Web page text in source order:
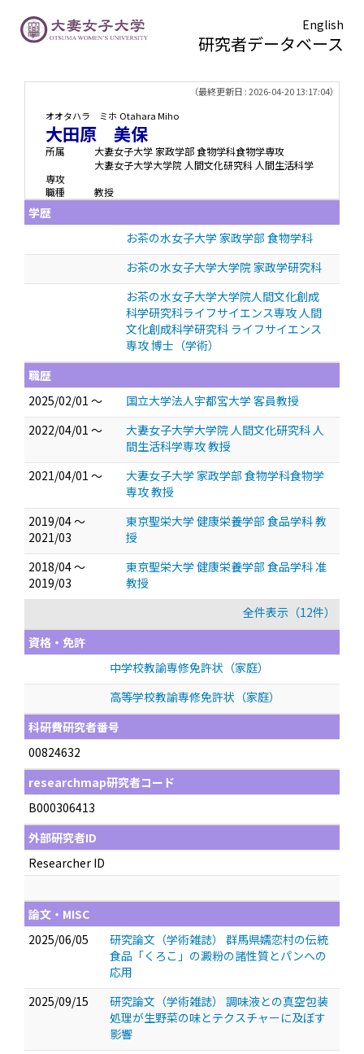
English
研究者データベース
（最終更新日 : 2026-04-20 13:17:04）
オオタハラ ミホ Otahara Miho
大田原 美保
所属
大妻女子大学 家政学部 食物学科食物学専攻
大妻女子大学大学院 人間文化研究科 人間生活科学
専攻
職種
教授
学歴
お茶の水女子大学 家政学部 食物学科
お茶の水女子大学大学院 家政学研究科
お茶の水女子大学大学院人間文化創成
科学研究科ライフサイエンス専攻 人間
文化創成科学研究科 ライフサイエンス
専攻 博士（学術）
職歴
2025/02/01 ～
国立大学法人宇都宮大学 客員教授
2022/04/01 ～
大妻女子大学大学院 人間文化研究科 人
間生活科学専攻 教授
2021/04/01 ～
大妻女子大学 家政学部 食物学科食物学
専攻 教授
2019/04 ～
2021/03
東京聖栄大学 健康栄養学部 食品学科 教
授
2018/04 ～
2019/03
東京聖栄大学 健康栄養学部 食品学科 准
教授
全件表示（12件）
資格・免許
中学校教諭専修免許状（家庭）
高等学校教諭専修免許状（家庭）
科研費研究者番号
00824632
researchmap研究者コード
B000306413
外部研究者ID
Researcher ID
論文・MISC
2025/06/05
研究論文（学術雑誌） 群馬県嬬恋村の伝統
食品「くろこ」の澱粉の諸性質とパンへの
応用
2025/09/15
研究論文（学術雑誌） 調味液との真空包装
処理が生野菜の味とテクスチャーに及ぼす
影響